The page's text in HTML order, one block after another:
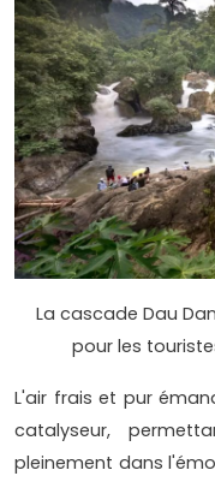
La cascade Dau
pour les
L'air frais et pur
catalyseur,
pleinement dans